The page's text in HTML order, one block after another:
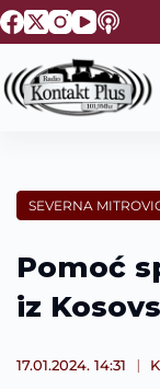
S
k
p
t
e
t
SEVERNA
Pomoć
iz
17.01.2024. 14:31